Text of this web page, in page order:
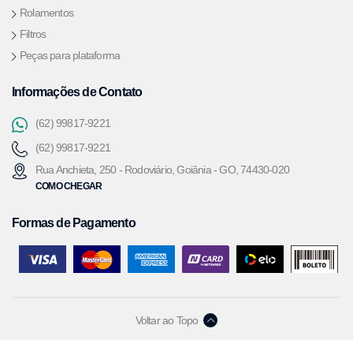
Formas de Pagamento
Rolamentos
Filtros
Peças para plataforma
Informações de Contato
(62) 99817-9221
(62) 99817-9221
Rua Anchieta, 250 - Rodoviário, Goiânia - GO, 74430-020
COMO CHEGAR
Voltar ao Topo